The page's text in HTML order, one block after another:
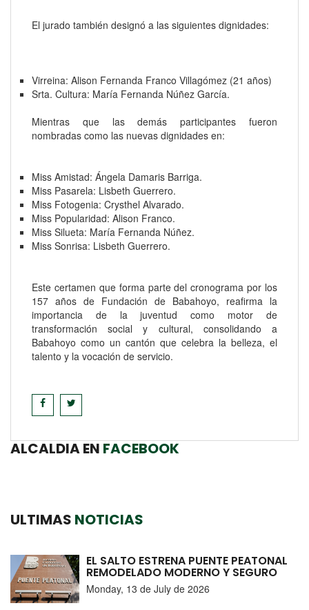
El jurado también designó a las siguientes dignidades:
Virreina: Alison Fernanda Franco Villagómez (21 años)
Srta. Cultura: María Fernanda Núñez García.
Mientras que las demás participantes fueron
nombradas como las nuevas dignidades en:
Miss Amistad: Ángela Damaris Barriga.
Miss Pasarela: Lisbeth Guerrero.
Miss Fotogenia: Crysthel Alvarado.
Miss Popularidad: Alison Franco.
Miss Silueta: María Fernanda Núñez.
Miss Sonrisa: Lisbeth Guerrero.
Este certamen que forma parte del cronograma por los
157 años de Fundación de Babahoyo, reafirma la
importancia de la juventud como motor de
transformación social y cultural, consolidando a
Babahoyo como un cantón que celebra la belleza, el
talento y la vocación de servicio.
ALCALDIA EN FACEBOOK
ULTIMAS NOTICIAS
EL SALTO ESTRENA PUENTE PEATONAL
REMODELADO MODERNO Y SEGURO
Monday, 13 de July de 2026